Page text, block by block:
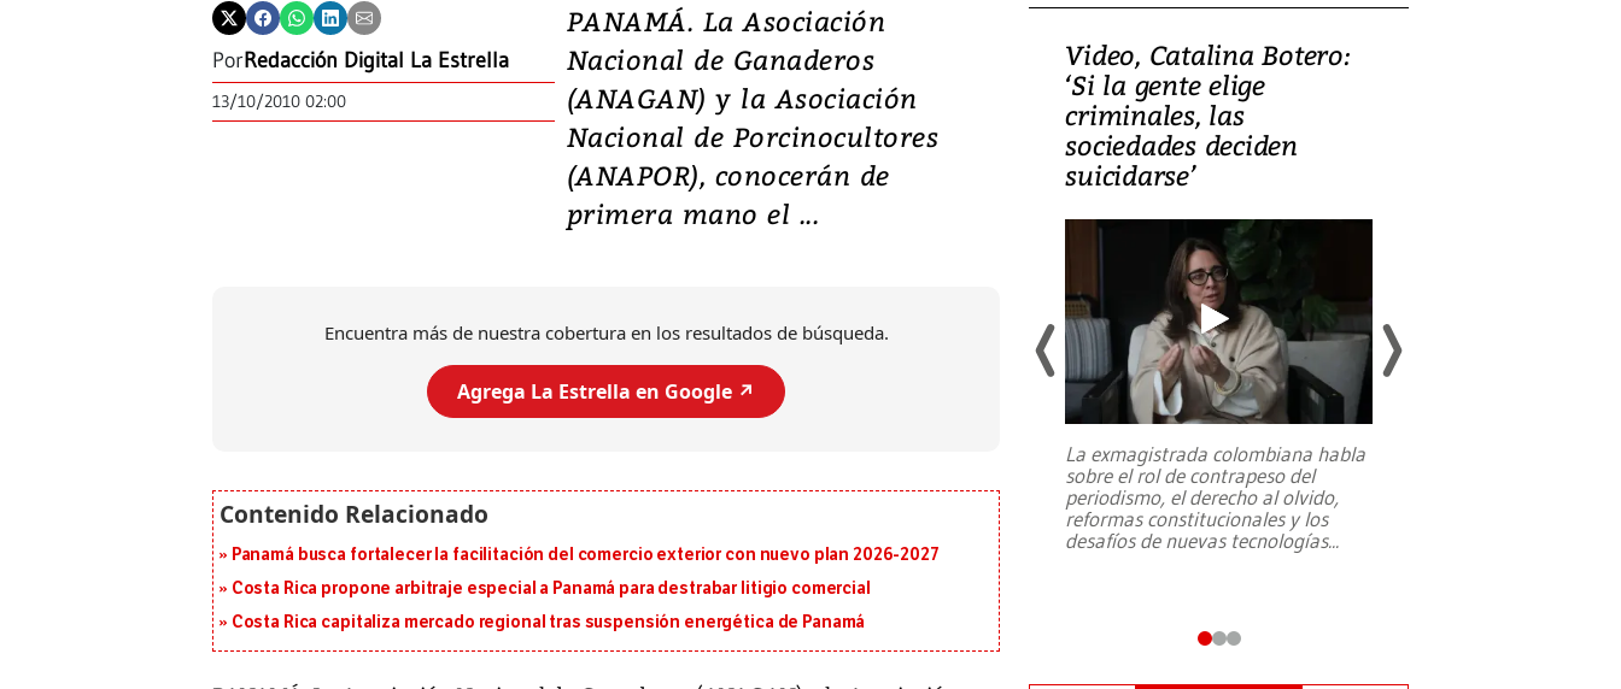
PorRedacción Digital La Estrella
13/10/2010 02:00
PANAMÁ. La Asociación
Nacional de Ganaderos
(ANAGAN) y la Asociación
Nacional de Porcinocultores
(ANAPOR), conocerán de
primera mano el ...
Encuentra más de nuestra cobertura en los resultados de búsqueda.
Agrega La Estrella en Google ↗️
Panamá busca fortalecer la facilitación del comercio exterior con nuevo plan 2026-2027
Costa Rica propone arbitraje especial a Panamá para destrabar litigio comercial
Costa Rica capitaliza mercado regional tras suspensión energética de Panamá
Video, Japón: Terremoto
deja heridos y graves
daños en Kumamoto
Un fuerte terremoto de magnitud
7,1 se registró este martes 28 de
Video, Catalina Botero:
‘Si la gente elige
criminales, las
sociedades deciden
suicidarse’
La exmagistrada colombiana habla
sobre el rol de contrapeso del
periodismo, el derecho al olvido,
reformas constitucionales y los
desafíos de nuevas tecnologías...